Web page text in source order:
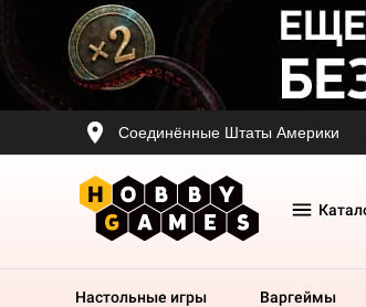
Соединённые Штаты Америки
Настольные игры Варгеймы